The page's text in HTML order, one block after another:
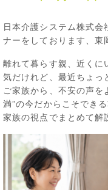
日本介護システム株式会
ナーをしております、東
離れて暮らす親、近くに
気だけれど、最近ちょっ
ご家族から、不安の声を
満”の今だからこそでき
家族の視点でまとめて解